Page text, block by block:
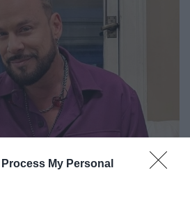
My Personal